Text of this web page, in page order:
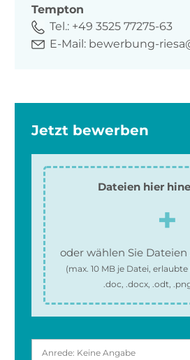
Tempton
Tel.: +49 3525 77275-63
E-Mail: bewerbung-
Jetzt bewerben
Dateien hier
oder wählen Sie
(max.10 MB je Datei,
.doc, .docx, .odt,